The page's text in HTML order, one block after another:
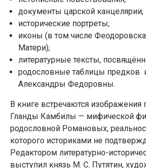
документы царской канцелярии;
исторические портреты;
иконы (в том числе
Матери);
литературные тексты,
родословные таблицы предков
Александры Федоровны.
В книге встречаются изображения
Гланды Камбилы — мифической
родословной Романовых,
которого историками не
Редактором литературно-
выступил князь М. С. Путятин,